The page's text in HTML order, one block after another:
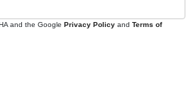
and the Google Privacy Policy and Terms of